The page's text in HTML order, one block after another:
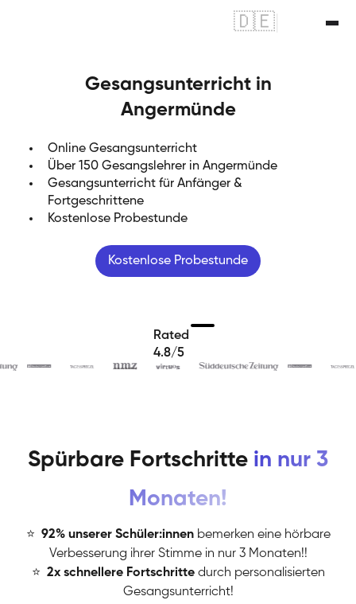
🇩🇪
Gesangsunterricht in
Angermünde
Online Gesangsunterricht
Über 150 Gesangslehrer in Angermünde
Gesangsunterricht für Anfänger &
Fortgeschrittene
Kostenlose Probestunde
Kostenlose Probestunde
Rated
4.8/5
Spürbare Fortschritte in nur 3
Monaten!
⭐ 92% unserer Schüler:innen bemerken eine hörbare
Verbesserung ihrer Stimme in nur 3 Monaten!!
⭐ 2x schnellere Fortschritte durch personalisierten
Gesangsunterricht!